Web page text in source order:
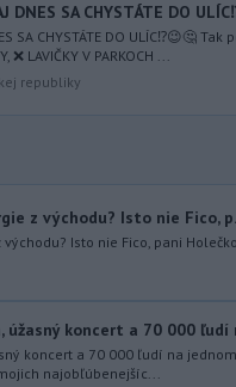
DNES SA CHYSTÁTE DO
SA CHYSTÁTE DO ULÍC⁉️😉🤔
❌ LAVIČKY V PARKOCH ...
republiky
z východu? Isto nie Fico,
Isto nie Fico, pani
koncert a 70 000 ľudí
koncert a 70 000 ľudí na
najobľúbenejšíc...